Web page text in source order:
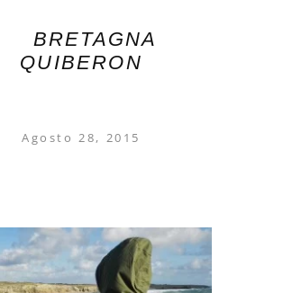
BRETAGNA
QUIBERON
Agosto 28, 2015